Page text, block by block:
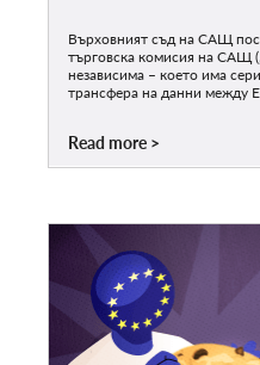
Върховният съд на САЩ
търговска комисия на САЩ
независима – което има
трансфера на данни между
Read more